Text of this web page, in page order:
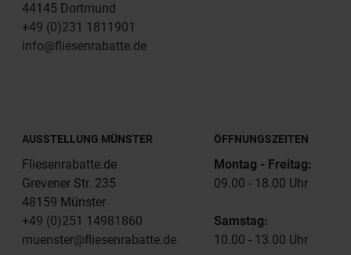
44145 Dortmund
+49 (0)231 1811901
info@fliesenrabatte.de
AUSSTELLUNG MÜNSTER
Fliesenrabatte.de
Grevener Str. 235
48159 Münster
+49 (0)251 14981860
muenster@fliesenrabatte.de
ÖFFNUNGSZEITEN
Montag - Freitag:
09.00 - 18.00 Uhr
Samstag:
10.00 - 13.00 Uhr